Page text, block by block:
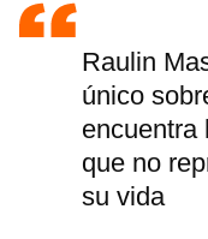
Raulin
único
encuentra
que no
su vida